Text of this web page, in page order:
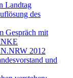
Landtag
des
Gespräch mit
2012
und